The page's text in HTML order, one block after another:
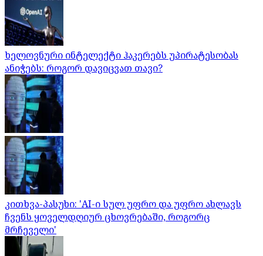
ხელოვნური ინტელექტი ჰაკერებს უპირატესობას
ანიჭებს: როგორ დავიცვათ თავი?
კითხვა-პასუხი: 'AI-ი სულ უფრო და უფრო ახლავს
ჩვენს ყოველდღიურ ცხოვრებაში, როგორც
მრჩეველი'